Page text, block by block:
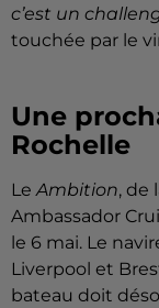
c’est un
touchée par le
Une
Rochelle
LeAmbition, de
Ambassador
le 6 mai. Le
Liverpool et
bateau doit